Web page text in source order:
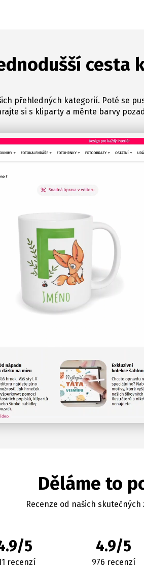
cesta
přehledných kategorií. Poté se
si s kliparty a měnte barvy
Děláme to
Recenze od našich
5
recenzí
4.9/5
976 recenzí